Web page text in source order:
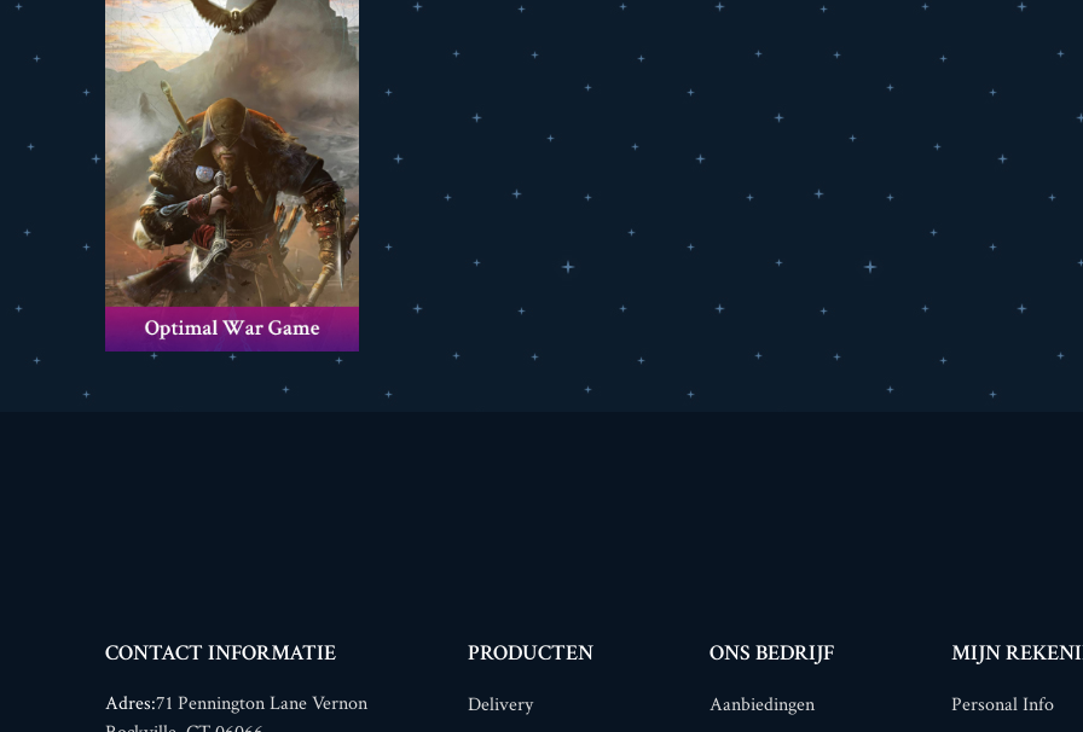
CONTACT INFORMATIE
Adres:71 Pennington Lane Vernon
PRODUCTEN
Delivery
ONS BEDRIJF
Aanbiedingen
MIJN
Personal Info